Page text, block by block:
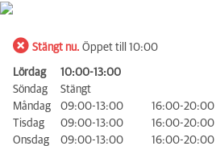
Stängt nu. Öppet till 10:00
Lördag
10:00-13:00
Söndag
Stängt
Måndag
09:00-13:00
16:00-20:00
Tisdag
09:00-13:00
16:00-20:00
Onsdag
09:00-13:00
16:00-20:00